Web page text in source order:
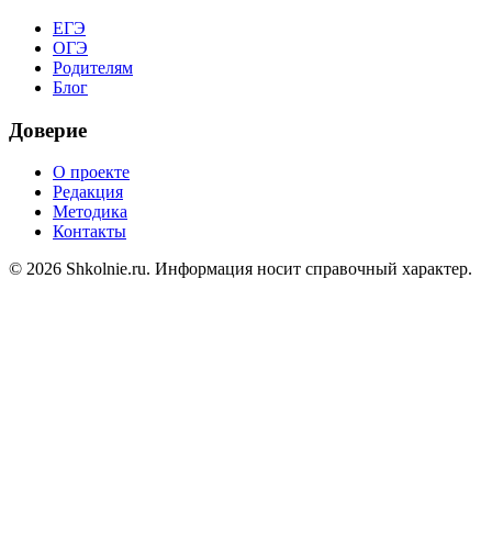
ЕГЭ
ОГЭ
Родителям
Блог
Доверие
О проекте
Редакция
Методика
Контакты
© 2026 Shkolnie.ru. Информация носит справочный характер.